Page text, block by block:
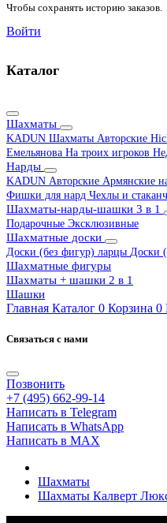
Чтобы сохранять историю заказов.
Войти
Каталог
Шахматы
KADUN Шахматы Авторские
Емельянова На троих игроков
Нарды
KADUN Авторские Армянские
Фишки для нард Чехлы и
Шахматы-нарды-шашки 3 в 1
Подарочные Эксклюзивные
Шахматные доски
Доски (без фигур) ларцы Доски
Шахматные фигуры
Шахматы + шашки 2 в 1
Шашки
Главная Каталог 0 Корзина 0
Связаться с нами
Позвонить
+7 (495) 662-99-14
Написать в Telegram
Написать в WhatsApp
Написать в MAX
Шахматы
Шахматы Калверт